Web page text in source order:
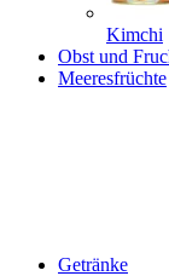
Kimchi
Obst und
Meeresfrüchte
Getränke